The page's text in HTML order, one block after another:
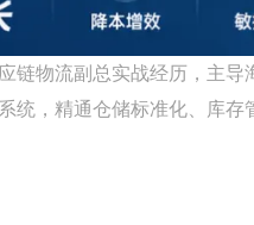
链物流副总实战经历，主
统，精通仓储标准化、库